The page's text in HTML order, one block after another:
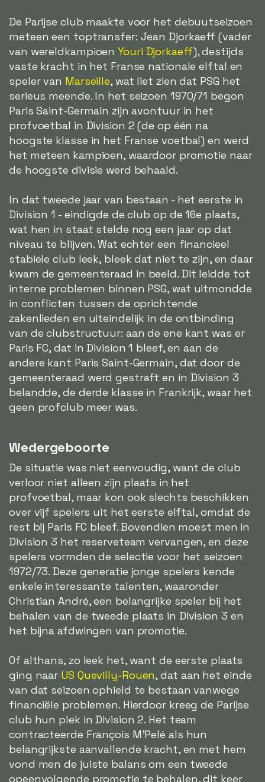
De Parijse club maakte voor het debuutseizoen
meteen een toptransfer: Jean Djorkaeff (vader
van wereldkampioenYouri Djorkaeff), destijds
vaste kracht in het Franse nationale elftal en
speler van Marseille, wat liet zien dat PSG het
serieus meende. In het seizoen 1970/71 begon
Paris Saint-Germain zijn avontuur in het
profvoetbal in Division 2 (de op één na
hoogste klasse in het Franse voetbal) en werd
het meteen kampioen, waardoor promotie naar
de hoogste divisie werd behaald.
In dat tweede jaar van bestaan - het eerste in
Division 1 - eindigde de club op de 16e plaats,
wat hen in staat stelde nog een jaar op dat
niveau te blijven. Wat echter een financieel
stabiele club leek, bleek dat niet te zijn, en daar
kwam de gemeenteraad in beeld. Dit leidde tot
interne problemen binnen PSG, wat uitmondde
in conflicten tussen de oprichtende
zakenlieden en uiteindelijk in de ontbinding
van de clubstructuur: aan de ene kant was er
Paris FC, dat in Division 1 bleef, en aan de
andere kant Paris Saint-Germain, dat door de
gemeenteraad werd gestraft en in Division 3
belandde, de derde klasse in Frankrijk, waar het
geen profclub meer was.
Wedergeboorte
De situatie was niet eenvoudig, want de club
verloor niet alleen zijn plaats in het
profvoetbal, maar kon ook slechts beschikken
over vijf spelers uit het eerste elftal, omdat de
rest bij Paris FC bleef. Bovendien moest men in
Division 3 het reserveteam vervangen, en deze
spelers vormden de selectie voor het seizoen
1972/73. Deze generatie jonge spelers kende
enkele interessante talenten, waaronder
Christian André, een belangrijke speler bij het
behalen van de tweede plaats in Division 3 en
het bijna afdwingen van promotie.
Of althans, zo leek het, want de eerste plaats
ging naar US Quevilly-Rouen, dat aan het einde
van dat seizoen ophield te bestaan vanwege
financiële problemen. Hierdoor kreeg de Parijse
club hun plek in Division 2. Het team
contracteerde François M'Pelé als hun
belangrijkste aanvallende kracht, en met hem
vond men de juiste balans om een tweede
opeenvolgende promotie te behalen, dit keer